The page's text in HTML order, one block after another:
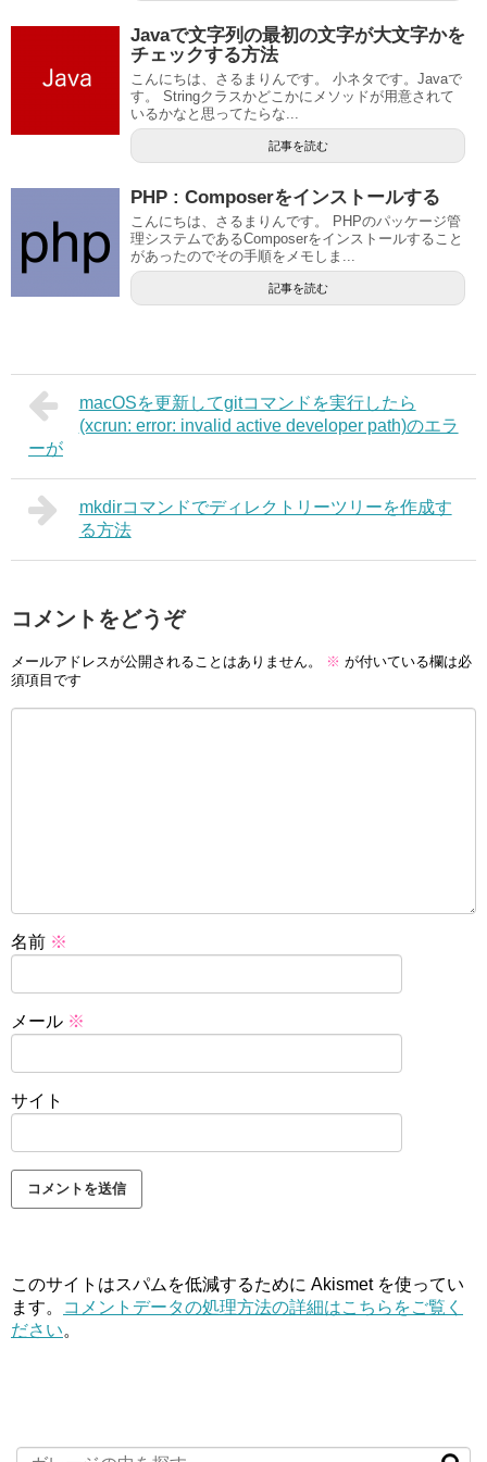
Javaで文字列の最初の文字が大文字かを
チェックする方法
こんにちは、さるまりんです。 小ネタです。Javaで
す。 Stringクラスかどこかにメソッドが用意されて
いるかなと思ってたらな...
記事を読む
PHP : Composerをインストールする
こんにちは、さるまりんです。 PHPのパッケージ管
理システムであるComposerをインストールすること
があったのでその手順をメモしま...
記事を読む
macOSを更新してgitコマンドを実行したら
(xcrun: error: invalid active developer path)のエラ
ーが
mkdirコマンドでディレクトリーツリーを作成す
る方法
コメントをどうぞ
メールアドレスが公開されることはありません。 ※ が付いている欄は必
須項目です
名前 ※
メール ※
サイト
このサイトはスパムを低減するために Akismet を使ってい
ます。
コメントデータの処理方法の詳細はこちらをご覧く
ださい。